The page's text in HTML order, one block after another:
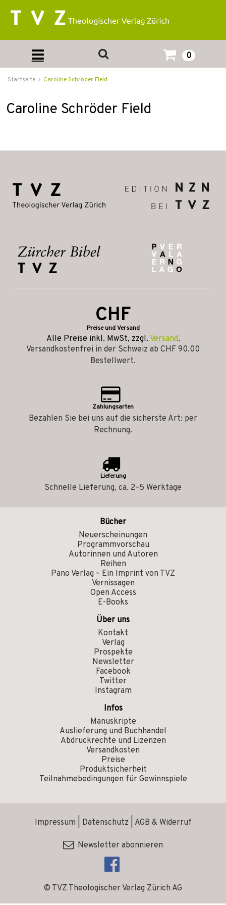
0
Startseite Caroline Schröder Field
Caroline Schröder Field
CHF
Preise und Versand
Alle Preise inkl. MwSt, zzgl. Versand.
Versandkostenfrei in der Schweiz ab CHF 90.00
Bestellwert.
Zahlungsarten
Bezahlen Sie bei uns auf die sicherste Art: per
Rechnung.
Lieferung
Schnelle Lieferung, ca. 2–5 Werktage
Bücher
Neuerscheinungen
Programmvorschau
Autorinnen und Autoren
Reihen
Pano Verlag – Ein Imprint von TVZ
Vernissagen
Open Access
E-Books
Über uns
Kontakt
Verlag
Prospekte
Newsletter
Facebook
Twitter
Instagram
Infos
Manuskripte
Auslieferung und Buchhandel
Abdruckrechte und Lizenzen
Versandkosten
Preise
Produktsicherheit
Teilnahmebedingungen für Gewinnspiele
© TVZ Theologischer Verlag Zürich AG
Impressum Datenschutz AGB & Widerruf
Newsletter abonnieren